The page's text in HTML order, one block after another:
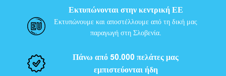
Εκτυπώνονται στην κεντρική ΕΕ
Εκτυπώνουμε και αποστέλλουμε από τη δική μας
παραγωγή στη Σλοβενία.
Πάνω από 50.000 πελάτες μας
εμπιστεύονται ήδη